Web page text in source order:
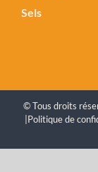
Sels
© Tous droits
Politique de